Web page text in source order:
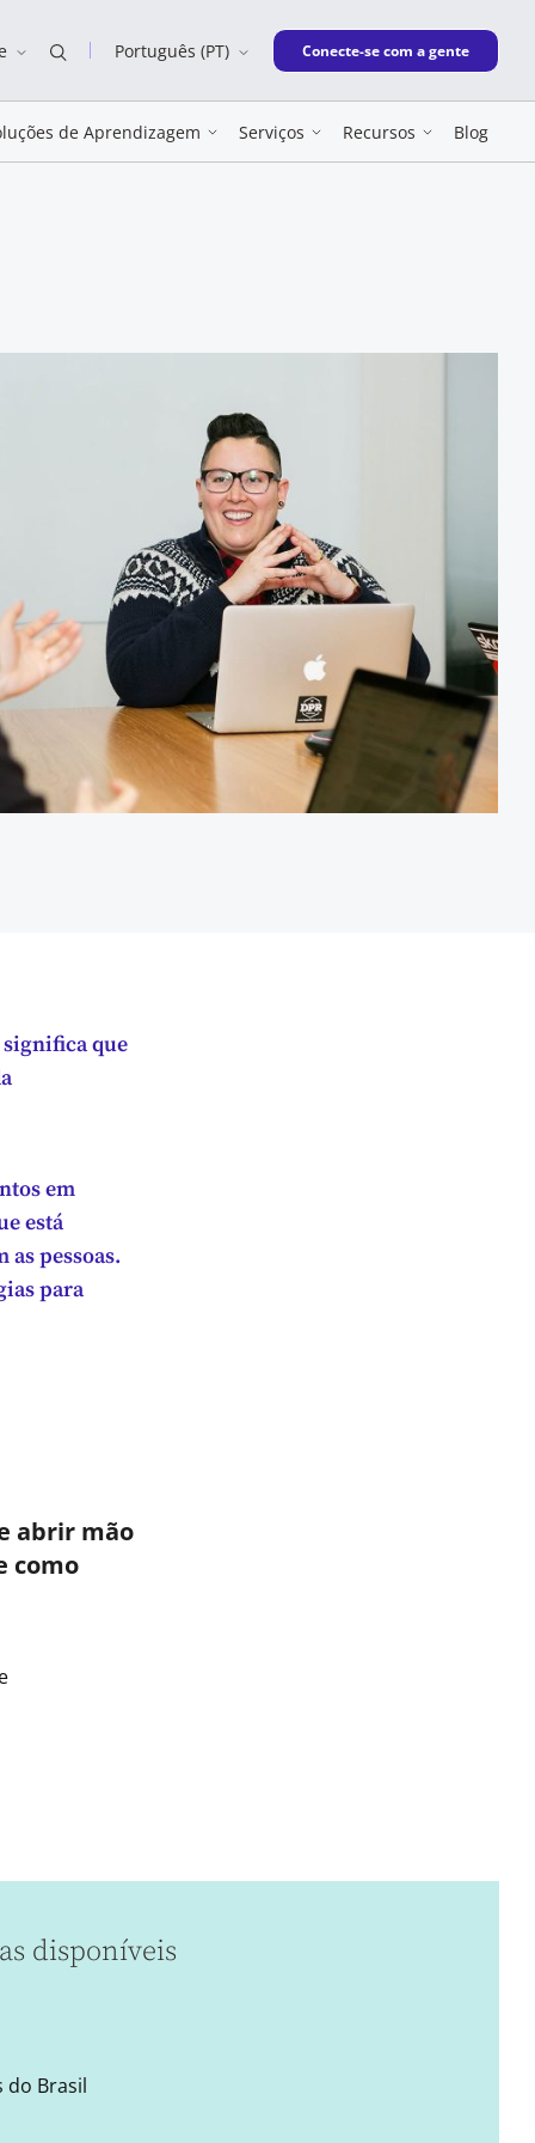
Português (PT) New window
Conecte-se com a gente
de Aprendizagem Serviços Recursos Blog
significa que
em
está
pessoas.
para
abrir mão
como
disponíveis
do Brasil